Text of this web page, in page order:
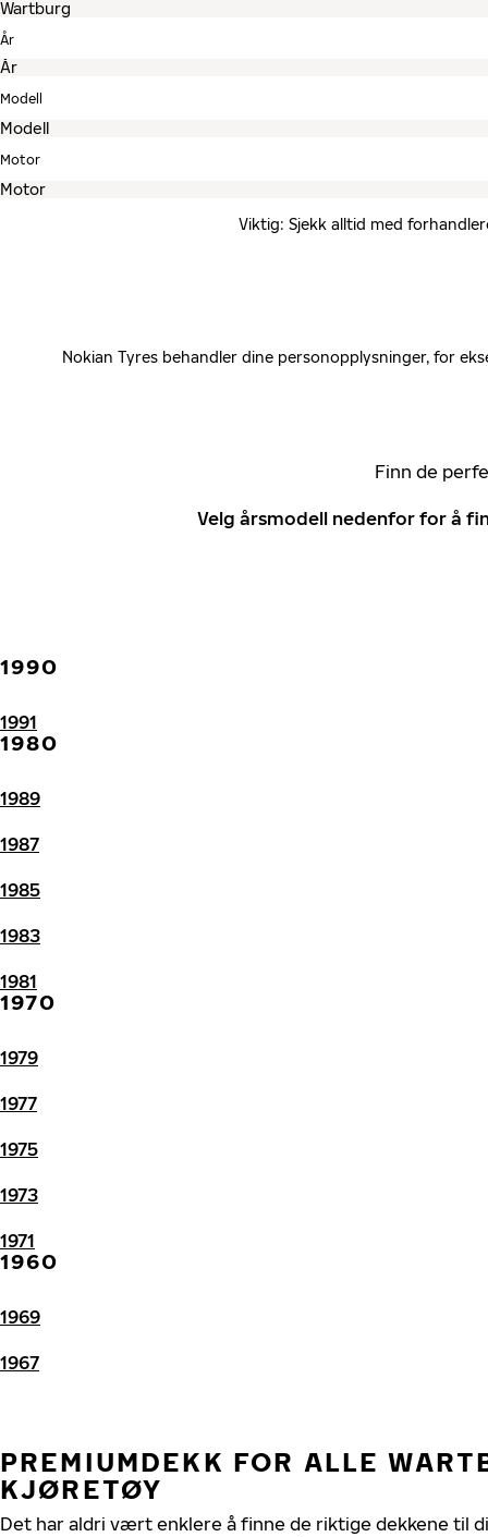
År
Modell
Motor
Viktig: Sjekk alltid med
Nokian Tyres behandler dine personopplysninger, for
Finn de
Velg årsmodell nedenfor for å
1990
1991
1980
1989
1987
1985
1983
1981
1970
1979
1977
1975
1973
1971
1960
1969
1967
PREMIUMDEKK FOR ALLE
KJØRETØY
Det har aldri vært enklere å finne de riktige dekkene til